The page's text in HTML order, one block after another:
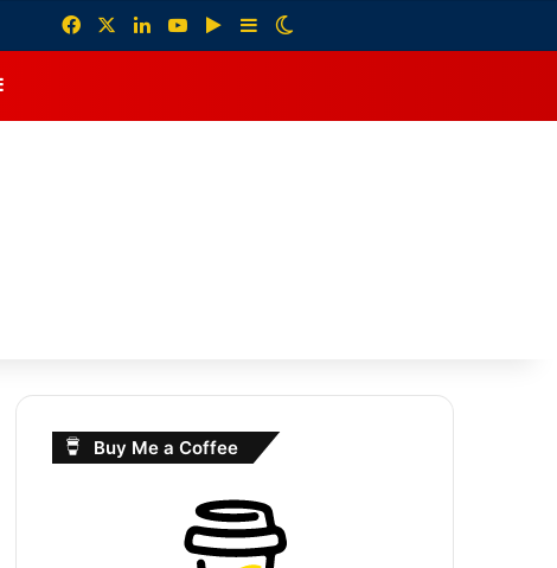
FacebookLinkedInYouTubeGoogle Play
Sidebar
Sidebar
Buy Me a Coffee